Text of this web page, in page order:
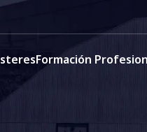
Formación